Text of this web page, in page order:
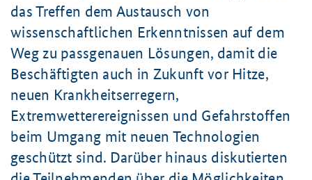
das Treffen dem Austausch von
wissenschaftlichen Erkenntnissen auf dem
Weg zu passgenauen Lösungen, damit die
Beschäftigten auch in Zukunft vor Hitze,
neuen Krankheitserregern,
Extremwetterereignissen und Gefahrstoffen
beim Umgang mit neuen Technologien
geschützt sind. Darüber hinaus diskutierten